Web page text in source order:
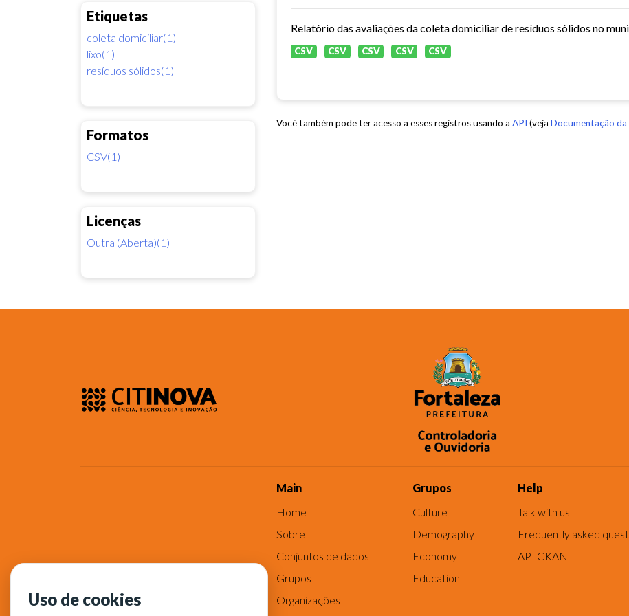
Etiquetas
coleta domiciliar(1)
lixo(1)
resíduos sólidos(1)
Formatos
CSV(1)
Licenças
Outra (Aberta)(1)
Relatório das avaliações da coleta domiciliar de resíduos sólidos no
CSV CSV CSV CSV CSV
Você também pode ter acesso a esses registros usando a API (veja Documentação da
Main
Home
Sobre
Conjuntos de dados
Grupos
Organizações
Grupos
Culture
Demography
Economy
Education
Help
Talk with us
Frequently asked
API CKAN
Uso de cookies